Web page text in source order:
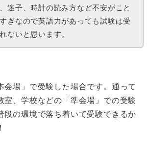
迷子、時計の読み方など不安がこと
ぎなので英語力があっても試験は受
ないと思います。
会場」で受験した場合です。通って
室、学校などの「準会場」での受験
段の環境で落ち着いて受験できるか